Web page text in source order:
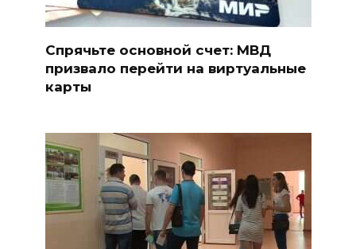
Спрячьте основной счет: МВД
призвало перейти на виртуальные
карты